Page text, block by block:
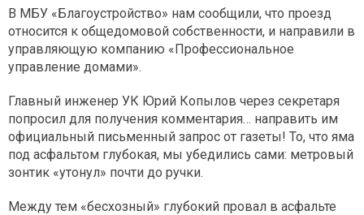
В МБУ «Благоустройство» нам сообщили, что проезд
относится к общедомовой собственности, и направили в
управляющую компанию «Профессиональное
управление домами».
Главный инженер УК Юрий Копылов через секретаря
попросил для получения комментария… направить им
официальный письменный запрос от газеты! То, что яма
под асфальтом глубокая, мы убедились сами: метровый
зонтик «утонул» почти до ручки.
Между тем «бесхозный» глубокий провал в асфальте